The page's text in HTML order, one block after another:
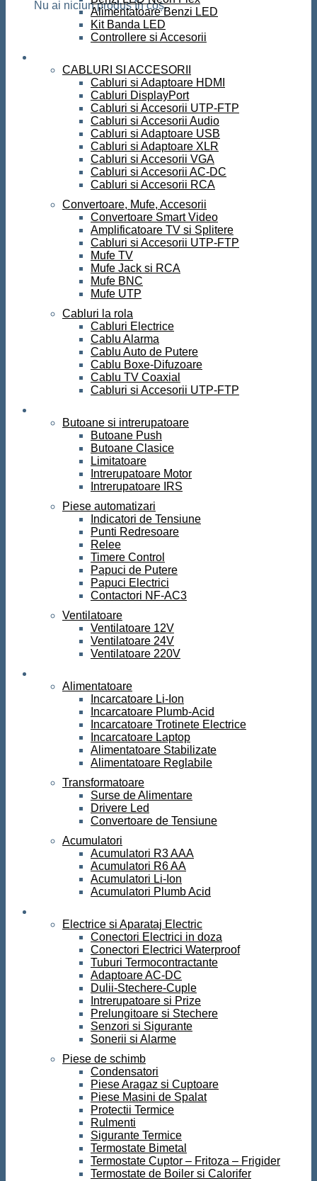
Nu ai niciun produs în coș.
Alimentatoare Benzi LED
Kit Banda LED
Controllere si Accesorii
CABLURI SI ACCESORII
Cabluri si Adaptoare HDMI
Cabluri DisplayPort
Cabluri si Accesorii UTP-FTP
Cabluri si Accesorii Audio
Cabluri si Adaptoare USB
Cabluri si Adaptoare XLR
Cabluri si Accesorii VGA
Cabluri si Accesorii AC-DC
Cabluri si Accesorii RCA
Convertoare, Mufe, Accesorii
Convertoare Smart Video
Amplificatoare TV si Splitere
Cabluri si Accesorii UTP-FTP
Mufe TV
Mufe Jack si RCA
Mufe BNC
Mufe UTP
Cabluri la rola
Cabluri Electrice
Cablu Alarma
Cablu Auto de Putere
Cablu Boxe-Difuzoare
Cablu TV Coaxial
Cabluri si Accesorii UTP-FTP
Butoane si intrerupatoare
Butoane Push
Butoane Clasice
Limitatoare
Intrerupatoare Motor
Intrerupatoare IRS
Piese automatizari
Indicatori de Tensiune
Punti Redresoare
Relee
Timere Control
Papuci de Putere
Papuci Electrici
Contactori NF-AC3
Ventilatoare
Ventilatoare 12V
Ventilatoare 24V
Ventilatoare 220V
Alimentatoare
Incarcatoare Li-Ion
Incarcatoare Plumb-Acid
Incarcatoare Trotinete Electrice
Incarcatoare Laptop
Alimentatoare Stabilizate
Alimentatoare Reglabile
Transformatoare
Surse de Alimentare
Drivere Led
Convertoare de Tensiune
Acumulatori
Acumulatori R3 AAA
Acumulatori R6 AA
Acumulatori Li-Ion
Acumulatori Plumb Acid
Electrice si Aparataj Electric
Conectori Electrici in doza
Conectori Electrici Waterproof
Tuburi Termocontractante
Adaptoare AC-DC
Dulii-Stechere-Cuple
Intrerupatoare si Prize
Prelungitoare si Stechere
Senzori si Sigurante
Sonerii si Alarme
Piese de schimb
Condensatori
Piese Aragaz si Cuptoare
Piese Masini de Spalat
Protectii Termice
Rulmenti
Sigurante Termice
Termostate Bimetal
Termostate Cuptor – Fritoza – Frigider
Termostate de Boiler si Calorifer